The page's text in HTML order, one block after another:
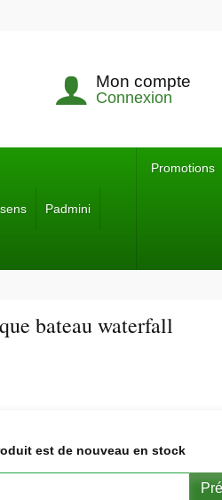
Mon compte
Connexion
Padmini
Promotions
bateau waterfall
est de nouveau en stock